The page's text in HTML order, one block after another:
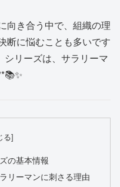
向き合う中で、組織の理
断に悩むことも多いです
シリーズは、サラリーマ
の基本情報
リーマンに刺さる理由